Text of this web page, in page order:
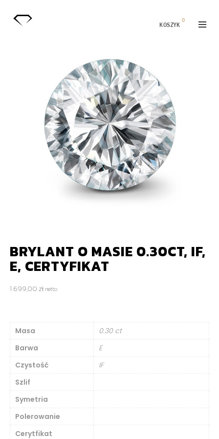
KOSZYK
0
BRYLANT O MASIE 0.30CT, IF,
E, CERTYFIKAT
1 699,00 zł netto
Masa
0.30 ct
Barwa
E
Czystość
IF
Szlif
Symetria
Polerowanie
Cerytfikat